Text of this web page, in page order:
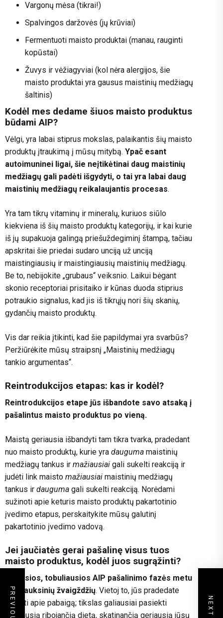
Vargonų mėsa (tikrai!)
Spalvingos daržovės (jų krūviai)
Fermentuoti maisto produktai (manau, rauginti
kopūstai)
Žuvys ir vėžiagyviai (kol nėra alergijos, šie
maisto produktai yra gausus maistinių medžiagų
šaltinis)
Kodėl mes dedame šiuos maisto produktus
būdami AIP?
Vėlgi, yra labai stiprus mokslas, palaikantis šių maisto
produktų įtraukimą į mūsų mitybą. Ypač esant
autoimuninei ligai, šie neįtikėtinai daug maistinių
medžiagų gali padėti išgydyti, o tai yra labai daug
maistinių medžiagų reikalaujantis procesas.
Yra tam tikrų vitaminų ir mineralų, kuriuos siūlo
kiekviena iš šių maisto produktų kategorijų, ir kai kurie
iš jų supakuoja galingą priešuždegiminį štampą, tačiau
apskritai šie priedai sudaro unciją už unciją
maistingiausių ir maistingiausių maistinių medžiagų.
Be to, nebijokite „grubaus“ veiksnio. Laikui bėgant
skonio receptoriai prisitaiko ir kūnas duoda stiprius
potraukio signalus, kad jis iš tikrųjų nori šių skanių,
gydančių maisto produktų.
Vis dar reikia įtikinti, kad šie papildymai yra svarbūs?
Peržiūrėkite mūsų straipsnį „Maistinių medžiagų
tankio argumentas“.
Reintrodukcijos etapas: kas ir kodėl?
Reintrodukcijos etape jūs išbandote savo atsaką į
pašalintus maisto produktus po vieną.
Maistą geriausia išbandyti tam tikra tvarka, pradedant
nuo maisto produktų, kurie yra dauguma maistinių
medžiagų tankus ir mažiausiai gali sukelti reakciją ir
judėti link maisto mažiausiai maistinių medžiagų
tankus ir dauguma gali sukelti reakciją. Norėdami
sužinoti apie keturis maisto produktų pakartotinio
įvedimo etapus, perskaitykite mūsų galutinį
pakartotinio įvedimo vadovą.
Jei jaučiatės gerai pašalinę visus tuos
maisto produktus, kodėl juos sugrąžinti?
Ilgiausios, tobuliausios AIP pašalinimo fazės metu
nėra auksinių žvaigždžių. Vietoj to, jūs pradedate
galvoti apie pabaigą; tikslas galiausiai pasiekti
mažiausią ribojančią dietą, skatinančią geriausią jūsų